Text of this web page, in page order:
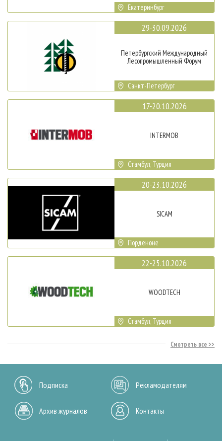
Екатеринбург
29-30.09.2026
Петербургский Международный
Лесопромышленный Форум
Санкт-Петербург
17-20.10.2026
INTERMOB
Стамбул, Турция
20-23.10.2026
SICAM
Порденоне
22-25.10.2026
WOODTECH
Стамбул, Турция
Смотреть все
Подписка Рекламодателям
Архив журналов Контакты